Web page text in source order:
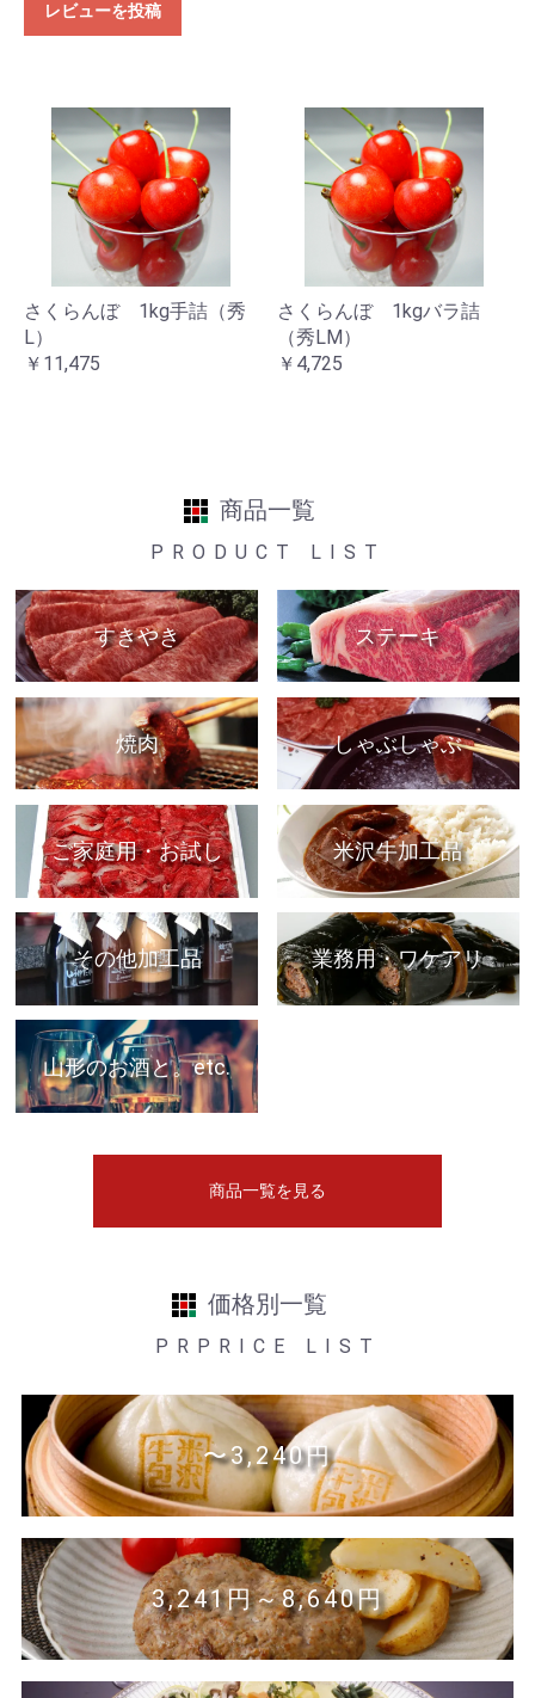
レビューを投稿
さくらんぼ 1kg手詰（秀
L）
￥11,475
さくらんぼ 1kgバラ詰
（秀LM）
￥4,725
商品一覧
PRODUCT LIST
すきやき ステーキ
焼肉 しゃぶしゃぶ
ご家庭用・お試し 米沢牛加工品
その他加工品 業務用・ワケアリ
山形のお酒と。etc.
商品一覧を見る
価格別一覧
PRPRICE LIST
〜3,240円
3,241円～8,640円